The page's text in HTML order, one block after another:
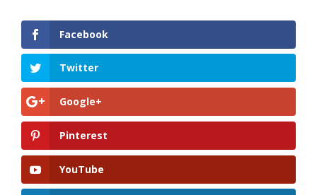
Facebook
Twitter
Google+
Pinterest
YouTube